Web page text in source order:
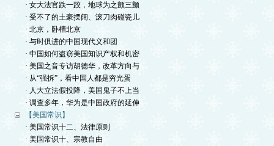
· 女大法官跌一跤，地球为之颤三颤
· 受不了的土豪摆阔、滚刀肉碰瓷儿
· 北京，卧槽北京
· 与时俱进的中国现代义和团
· 中国如何盗窃美国知识产权和机密
· 美国之音专访胡德华，改革方向与
· 从“强拆”，看中国人都是穷光蛋
· 人大立法假投降，美国鬼子不上当
· 调查多年，华为是中国政府的延伸
【美国常识】
· 美国常识十二、法律原则
· 美国常识十、宗教自由